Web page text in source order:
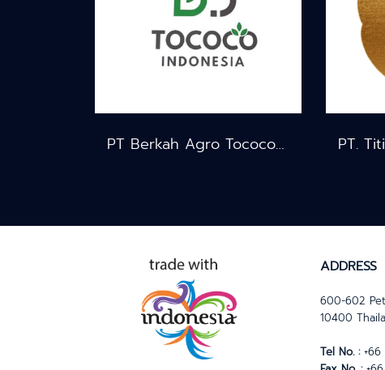
PT Berkah Agro Tococo Indonesia
ADDRESS
600-602
10400
Tel No. :+66